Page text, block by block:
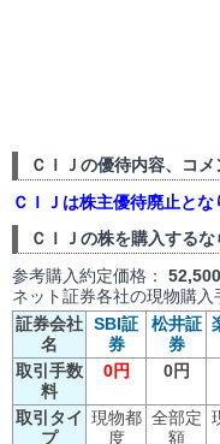
ＣＩＪの優待内容、コメ
ＣＩＪは株主優待廃止とな
ＣＩＪの株を購入する
参考購入約定価格：
ネット証券各社の現物購入
証券会社
名
SBI証
券
松井証
券
取引手数
料
0円 0円
取引タイ
プ
現物都
度
全部定
額